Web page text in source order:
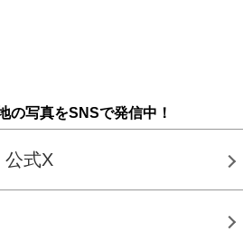
の写真をSNSで発信中！
式X